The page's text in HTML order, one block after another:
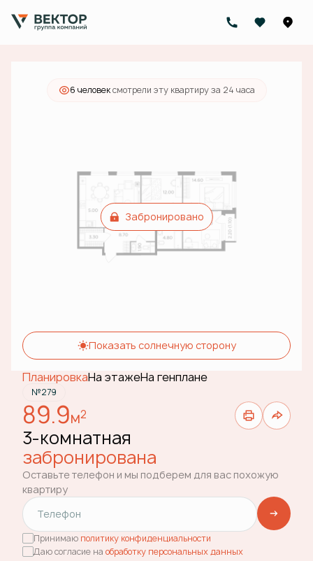
3-комнатная 23 599 000 руб.
Ипотекаот 84 752 руб./мес.
6 человексмотрели эту квартиру за 24 часа
Забронировано
Показать солнечную сторону
ПланировкаНа этажеНа генплане
№279
89.9м2
3-комнатная
забронирована
Оставьте телефон и мы подберем для вас похожую
квартиру
Принимаю политику конфиденциальности
Даю согласие на обработку персональных данных